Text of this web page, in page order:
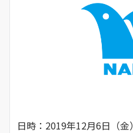
日時：2019年12月6日（金）